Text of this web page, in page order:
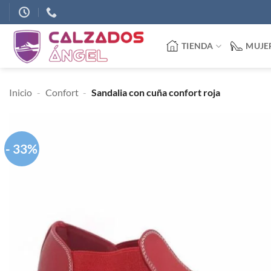
Saltar
al
contenido
TIENDA
Inicio - Confort - Sandalia con cuña confort roja
- 33%